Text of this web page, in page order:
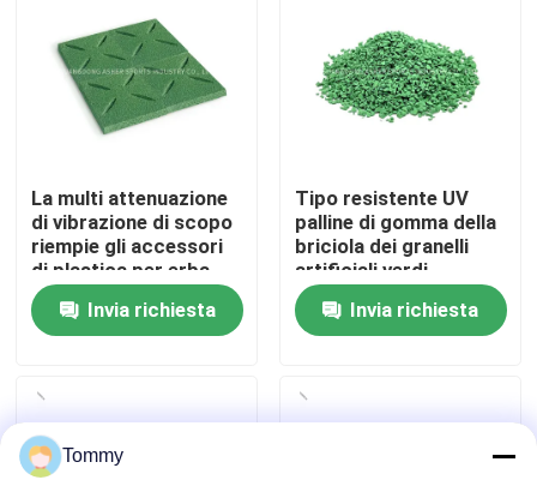
Chi Siamo
Visita alla fabbrica
Contattaci
Notizie
Casi
Chiedi un preventivo
La multi attenuazione
di vibrazione di scopo
riempie gli accessori
di plastica per erba
artificiale
Invia richiesta
Tipo resistente UV
palline di gomma della
briciola dei granelli
artificiali verdi
dell'erba
Invia richiesta
Tommy